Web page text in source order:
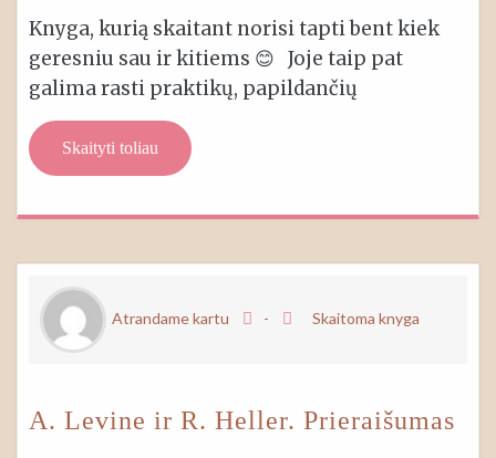
Knyga, kurią skaitant norisi tapti bent kiek
geresniu sau ir kitiems 😊 Joje taip pat
galima rasti praktikų, papildančių
Skaityti toliau
Atrandame kartu - Skaitoma knyga
A. Levine ir R. Heller. Prieraišumas